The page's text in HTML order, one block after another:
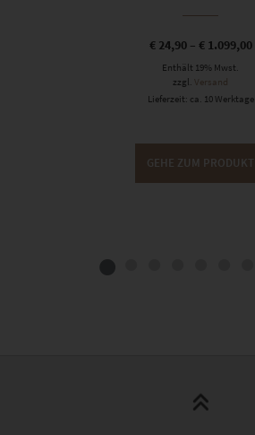
€24,90– €1.099,00
Enthält 19% Mwst.
zzgl.
Versand
Lieferzeit: ca. 10 Werktage
GEHE ZUM PRODUKT